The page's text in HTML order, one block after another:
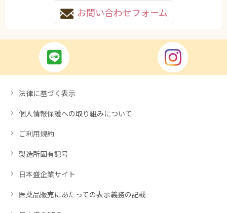
お問い合わせフォーム
法律に基づく表示
個人情報保護への取り組みについて
ご利用規約
製造所固有記号
日本盛企業サイト
医薬品販売にあたっての表示義務の記載